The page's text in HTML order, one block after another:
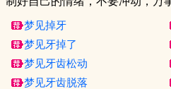
梦见掉牙
梦见牙掉了
梦见牙齿松动
梦见牙齿脱落